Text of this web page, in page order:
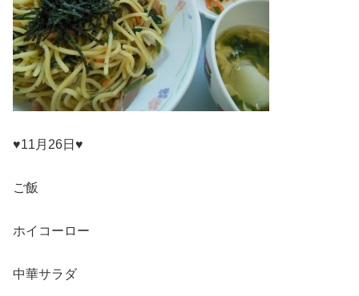
♥11月26日♥
ご飯
ホイコーロー
中華サラダ